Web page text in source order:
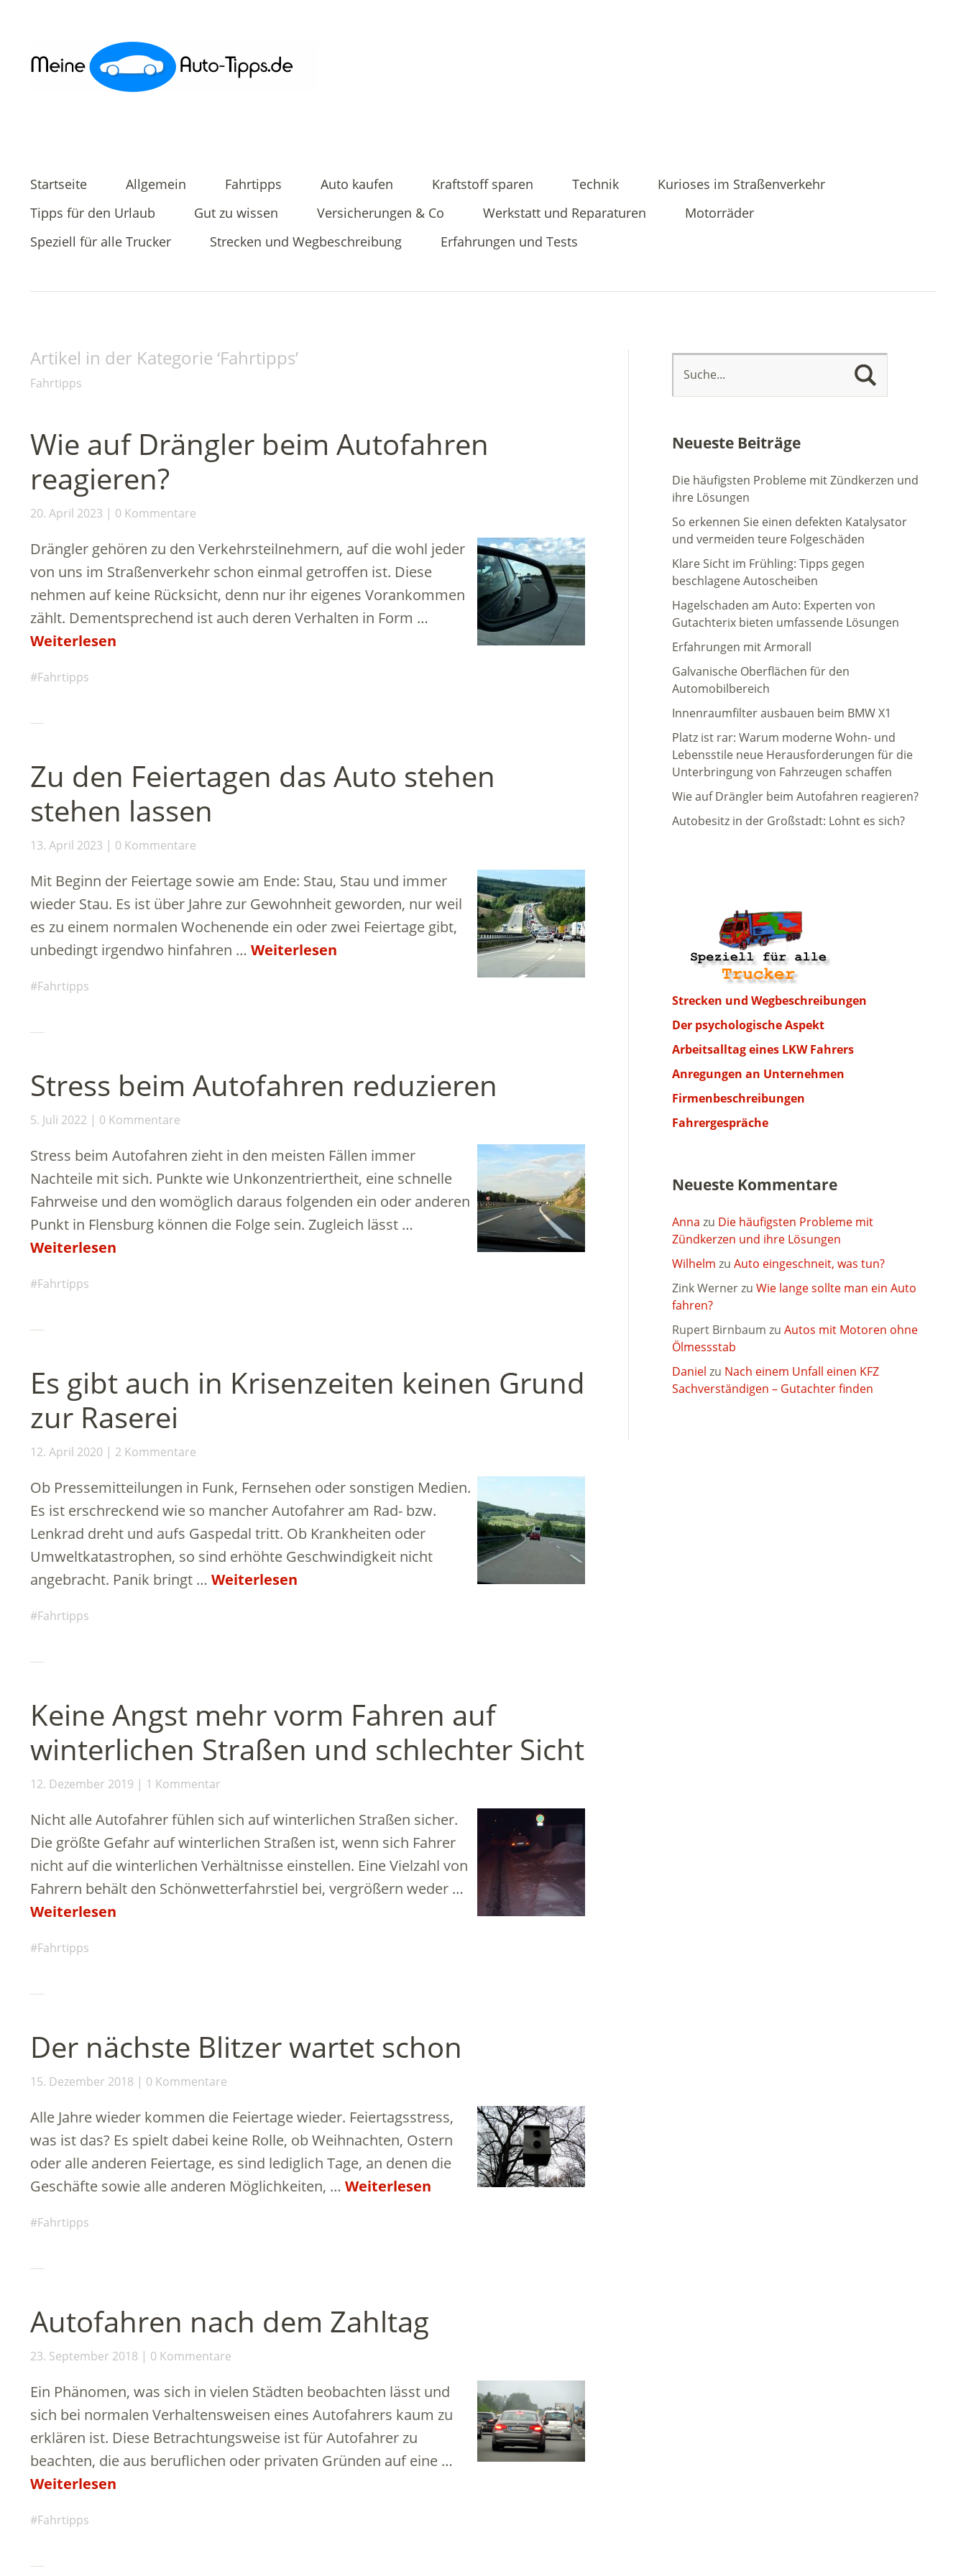
Startseite Allgemein Fahrtipps Auto kaufen Kraftstoff sparen Technik
Kurioses im Straßenverkehr
Tipps für den Urlaub
Gut zu wissen Versicherungen & Co Werkstatt und Reparaturen
Motorräder
Speziell für alle Trucker
Strecken und Wegbeschreibung Erfahrungen und Tests
Artikel in der Kategorie ‘Fahrtipps’
Fahrtipps
Wie auf Drängler beim Autofahren
reagieren?
20. April 2023 0 Kommentare
Drängler gehören zu den Verkehrsteilnehmern, auf die wohl jeder
von uns im Straßenverkehr schon einmal getroffen ist. Diese
nehmen auf keine Rücksicht, denn nur ihr eigenes Vorankommen
zählt. Dementsprechend ist auch deren Verhalten in Form …
Weiterlesen
Fahrtipps
Zu den Feiertagen das Auto stehen
stehen lassen
13. April 2023 0 Kommentare
Mit Beginn der Feiertage sowie am Ende: Stau, Stau und immer
wieder Stau. Es ist über Jahre zur Gewohnheit geworden, nur weil
es zu einem normalen Wochenende ein oder zwei Feiertage gibt,
unbedingt irgendwo hinfahren … Weiterlesen
Fahrtipps
Stress beim Autofahren reduzieren
5. Juli 2022 0 Kommentare
Stress beim Autofahren zieht in den meisten Fällen immer
Nachteile mit sich. Punkte wie Unkonzentriertheit, eine schnelle
Fahrweise und den womöglich daraus folgenden ein oder anderen
Punkt in Flensburg können die Folge sein. Zugleich lässt …
Weiterlesen
Fahrtipps
Es gibt auch in Krisenzeiten keinen Grund
zur Raserei
12. April 2020 2 Kommentare
Ob Pressemitteilungen in Funk, Fernsehen oder sonstigen Medien.
Es ist erschreckend wie so mancher Autofahrer am Rad- bzw.
Lenkrad dreht und aufs Gaspedal tritt. Ob Krankheiten oder
Umweltkatastrophen, so sind erhöhte Geschwindigkeit nicht
angebracht. Panik bringt … Weiterlesen
Fahrtipps
Keine Angst mehr vorm Fahren auf
winterlichen Straßen und schlechter Sicht
12. Dezember 2019 1 Kommentar
Nicht alle Autofahrer fühlen sich auf winterlichen Straßen sicher.
Die größte Gefahr auf winterlichen Straßen ist, wenn sich Fahrer
nicht auf die winterlichen Verhältnisse einstellen. Eine Vielzahl von
Fahrern behält den Schönwetterfahrstiel bei, vergrößern weder …
Weiterlesen
Fahrtipps
Der nächste Blitzer wartet schon
15. Dezember 2018 0 Kommentare
Alle Jahre wieder kommen die Feiertage wieder. Feiertagsstress,
was ist das? Es spielt dabei keine Rolle, ob Weihnachten, Ostern
oder alle anderen Feiertage, es sind lediglich Tage, an denen die
Geschäfte sowie alle anderen Möglichkeiten, … Weiterlesen
Fahrtipps
Autofahren nach dem Zahltag
23. September 2018 0 Kommentare
Ein Phänomen, was sich in vielen Städten beobachten lässt und
sich bei normalen Verhaltensweisen eines Autofahrers kaum zu
erklären ist. Diese Betrachtungsweise ist für Autofahrer zu
beachten, die aus beruflichen oder privaten Gründen auf eine …
Weiterlesen
Fahrtipps
Neueste Beiträge
Die häufigsten Probleme mit Zündkerzen und
ihre Lösungen
So erkennen Sie einen defekten Katalysator
und vermeiden teure Folgeschäden
Klare Sicht im Frühling: Tipps gegen
beschlagene Autoscheiben
Hagelschaden am Auto: Experten von
Gutachterix bieten umfassende Lösungen
Erfahrungen mit Armorall
Galvanische Oberflächen für den
Automobilbereich
Innenraumfilter ausbauen beim BMW X1
Platz ist rar: Warum moderne Wohn- und
Lebensstile neue Herausforderungen für die
Unterbringung von Fahrzeugen schaffen
Wie auf Drängler beim Autofahren reagieren?
Autobesitz in der Großstadt: Lohnt es sich?
Strecken und Wegbeschreibungen
Der psychologische Aspekt
Arbeitsalltag eines LKW Fahrers
Anregungen an Unternehmen
Firmenbeschreibungen
Fahrergespräche
Neueste Kommentare
Anna zu Die häufigsten Probleme mit
Zündkerzen und ihre Lösungen
Wilhelm zu Auto eingeschneit, was tun?
Zink Wernerzu Wie lange sollte man ein Auto
fahren?
Rupert Birnbaum zu Autos mit Motoren ohne
Ölmessstab
Daniel zu Nach einem Unfall einen KFZ
Sachverständigen – Gutachter finden